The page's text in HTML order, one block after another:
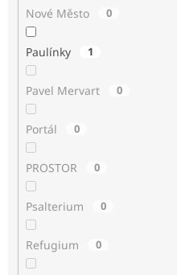
Nové Město 0
Paulínky 1
Pavel Mervart 0
Portál 0
PROSTOR 0
Psalterium 0
Refugium 0